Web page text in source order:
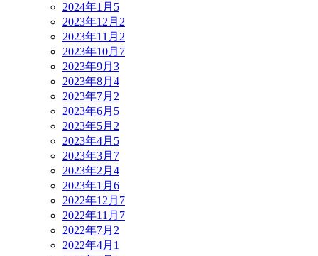
2024年1月 5
2023年12月 2
2023年11月 2
2023年10月 7
2023年9月 3
2023年8月 4
2023年7月 2
2023年6月 5
2023年5月 2
2023年4月 5
2023年3月 7
2023年2月 4
2023年1月 6
2022年12月 7
2022年11月 7
2022年7月 2
2022年4月 1